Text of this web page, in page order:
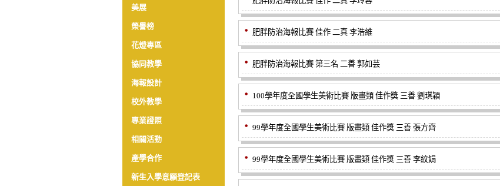
美展
榮譽榜
花燈專區
協同教學
海報設計
校外教學
專業證照
相關活動
產學合作
新生入學意願登記表
肥胖防治海報比賽 佳作 二真 李浩維
肥胖防治海報比賽 第三名 二善 郭如芸
100學年度全國學生美術比賽 版畫類 佳作獎 三善 劉琪穎
99學年度全國學生美術比賽 版畫類 佳作獎 三善 張方齊
99學年度全國學生美術比賽 版畫類 佳作獎 三善 李紋娟